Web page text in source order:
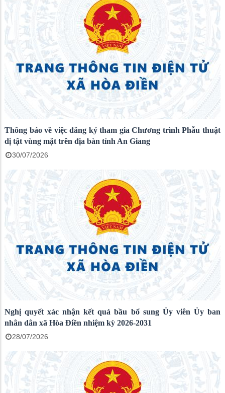
Thông báo về việc đăng ký tham gia Chương trình Phẫu thuật
dị tật vùng mặt trên địa bàn tỉnh An Giang
30/07/2026
Nghị quyết xác nhận kết quả bầu bổ sung Ủy viên Ủy ban
nhân dân xã Hòa Điền nhiệm kỳ 2026-2031
28/07/2026